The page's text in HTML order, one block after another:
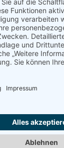
Datenschutz